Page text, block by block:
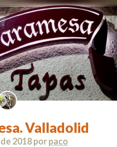
Valladolid
2018porpaco